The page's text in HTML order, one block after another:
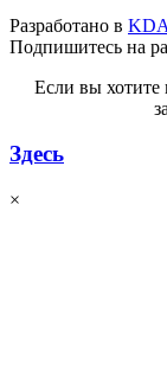
Разработано в KDA
Подпишитесь на
Если вы хотите
Здесь
×